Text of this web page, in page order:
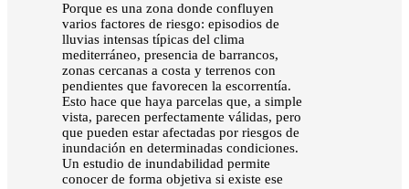
Porque es una zona donde confluyen
varios factores de riesgo: episodios de
lluvias intensas típicas del clima
mediterráneo, presencia de barrancos,
zonas cercanas a costa y terrenos con
pendientes que favorecen la escorrentía.
Esto hace que haya parcelas que, a simple
vista, parecen perfectamente válidas, pero
que pueden estar afectadas por riesgos de
inundación en determinadas condiciones.
Un estudio de inundabilidad permite
conocer de forma objetiva si existe ese